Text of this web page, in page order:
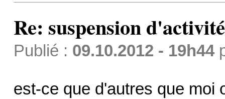
Re: suspension
Publié : 09.10.2012 - 19h44
est-ce que d'autres que moi